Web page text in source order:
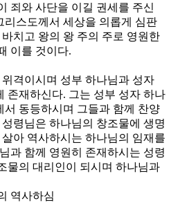
죄와 사단을 이길 권세를 주신
리스도께서 세상을 의롭게 심판
치고 왕의 왕 주의 주로 영원한
이를 것이다.
격이시며 성부 하나님과 성자
존재하신다. 그는 성부 성자 하나
서 동등하시며 그들과 함께 찬양
령님은 하나님의 창조물에 생명
아 역사하시는 하나님의 임재를
과 함께 영원히 존재하시는 성령
물의 대리인이 되시며 하나님과
역사하심